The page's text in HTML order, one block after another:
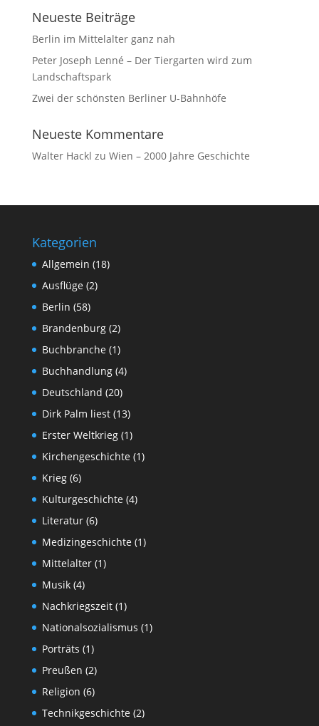
Neueste Beiträge
Berlin im Mittelalter ganz nah
Peter Joseph Lenné – Der Tiergarten wird zum
Landschaftspark
Zwei der schönsten Berliner U-Bahnhöfe
Neueste Kommentare
Walter Hackl zu Wien – 2000 Jahre Geschichte
Kategorien
Allgemein (18)
Ausflüge(2)
Berlin (58)
Brandenburg(2)
Buchbranche(1)
Buchhandlung(4)
Deutschland (20)
Dirk Palm liest(13)
Erster Weltkrieg(1)
Kirchengeschichte(1)
Krieg(6)
Kulturgeschichte(4)
Literatur(6)
Medizingeschichte(1)
Mittelalter(1)
Musik(4)
Nachkriegszeit(1)
Nationalsozialismus (1)
Porträts (1)
Preußen (2)
Religion (6)
Technikgeschichte(2)